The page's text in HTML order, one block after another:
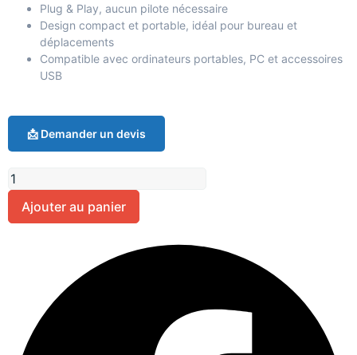
Plug & Play, aucun pilote nécessaire
Design compact et portable, idéal pour bureau et
déplacements
Compatible avec ordinateurs portables, PC et accessoires
USB
📩 Demander un devis
Ajouter au panier